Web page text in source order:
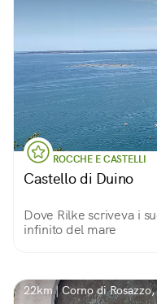
ROCCHE E CASTELLI
Castello di Duino
Dove Rilke scriveva i
infinito del mare
22km | Corno di